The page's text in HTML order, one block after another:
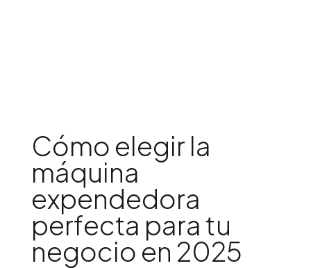
Cómo elegir la
máquina
expendedora
perfecta para tu
negocio en 2025